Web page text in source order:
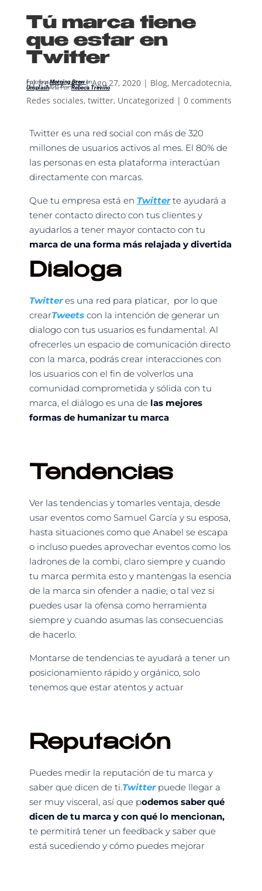
Tú marca tiene
que estar en
Twitter
byfreddy__gtz|Ago 27, 2020| Blog, Mercadotecnia,
Redes sociales, twitter, Uncategorized | 0 comments
Foto porMorning Brewen
UnsplashArte Por:Rebeca Treviño
Twitter es una red social con más de 320
millones de usuarios activos al mes. El 80% de
las personas en esta plataforma interactúan
directamente con marcas.
Que tu empresa está en Twitterte ayudará a
tener contacto directo con tus clientes y
ayudarlos a tener mayor contacto con tu
marca de una forma más relajada y divertida
Dialoga
Twitteres una red para platicar, por lo que
crearTweets con la intención de generar un
dialogo con tus usuarios es fundamental. Al
ofrecerles un espacio de comunicación directo
con la marca, podrás crear interacciones con
los usuarios con el fin de volverlos una
comunidad comprometida y sólida con tu
marca, el diálogo es una de las mejores
formas de humanizar tu marca
Tendencias
Ver las tendencias y tomarles ventaja, desde
usar eventos como Samuel García y su esposa,
hasta situaciones como que Anabel se escapa
o incluso puedes aprovechar eventos como los
ladrones de la combi, claro siempre y cuando
tu marca permita esto y mantengas la esencia
de la marca sin ofender a nadie, o tal vez si
puedes usar la ofensa como herramienta
siempre y cuando asumas las consecuencias
de hacerlo.
Montarse de tendencias te ayudará a tener un
posicionamiento rápido y orgánico, solo
tenemos que estar atentos y actuar
Reputación
Puedes medir la reputación de tu marca y
saber que dicen de ti.Twitterpuede llegar a
ser muy visceral, así que podemos saber qué
dicen de tu marca y con qué lo mencionan,
te permitirá tener un feedback y saber que
está sucediendo y cómo puedes mejorar